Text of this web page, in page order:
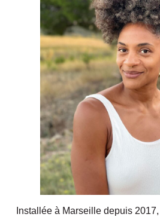
Installée à Marseille depuis